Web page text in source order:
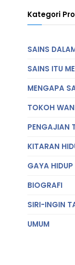
Kategori
SAINS
SAINS ITU
MENGAPA
TOKOH
PENGAJIAN
KITARAN
GAYA
BIOGRAFI
SIRI-INGIN
UMUM